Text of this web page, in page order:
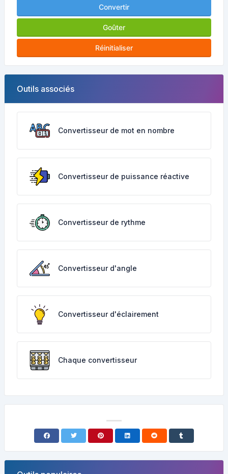
Convertir
Goûter
Réinitialiser
Outils associés
Convertisseur de mot en nombre
Convertisseur de puissance réactive
Convertisseur de rythme
Convertisseur d'angle
Convertisseur d'éclairement
Chaque convertisseur